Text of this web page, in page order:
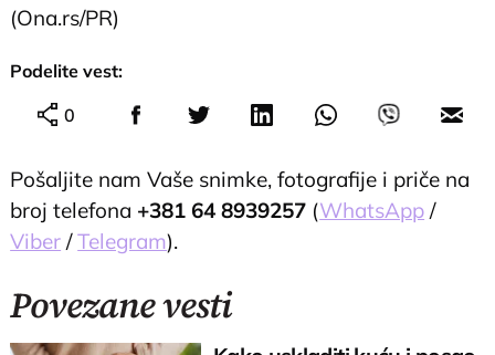
(Ona.rs/PR)
Podelite vest:
0
Pošaljite nam Vaše snimke, fotografije i priče na
broj telefona +381 64 8939257 (WhatsApp /
Viber /Telegram).
Povezane vesti